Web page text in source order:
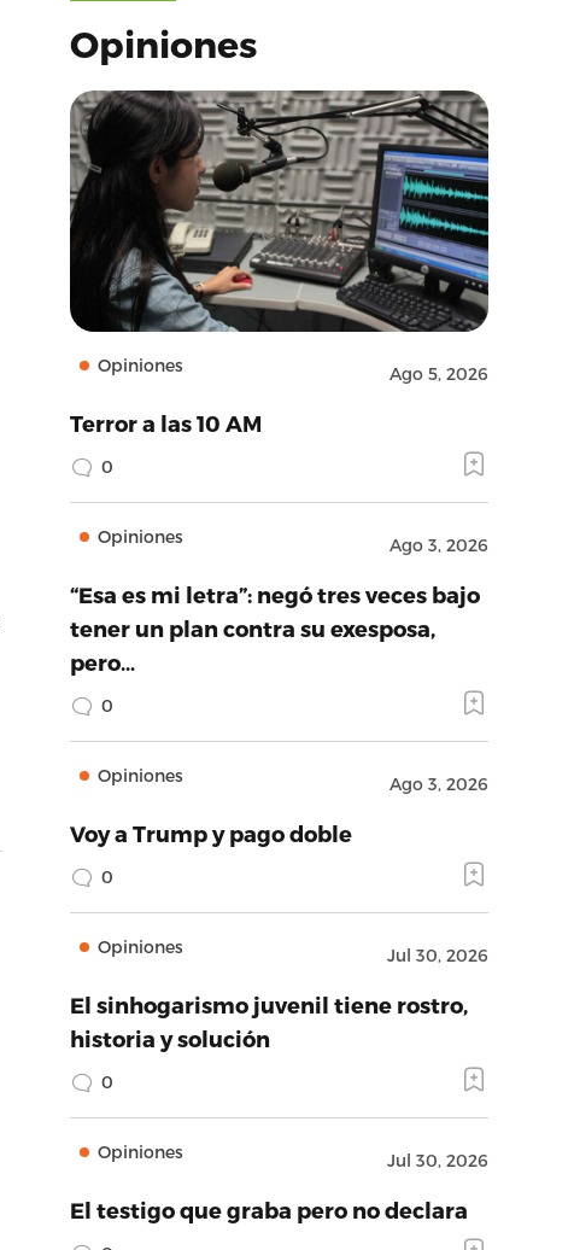
Opiniones
Opiniones Ago 5, 2026
Terror a las 10 AM
0
Opiniones Ago 3, 2026
“Esa es mi letra”: negó tres veces bajo
tener un plan contra su exesposa,
pero…
0
Opiniones Ago 3, 2026
Voy a Trump y pago doble
0
Opiniones Jul 30, 2026
El sinhogarismo juvenil tiene rostro,
historia y solución
0
Opiniones Jul 30, 2026
El testigo que graba pero no declara